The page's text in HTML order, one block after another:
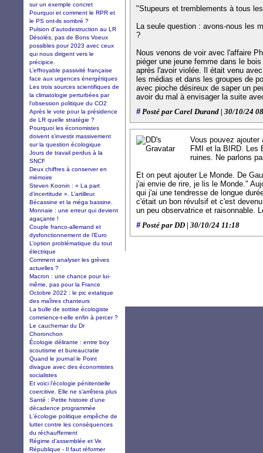
"Stupeurs et tremblements à tous
La seule question : avons-nous les
?
Nous venons de voir avec l'affaire
piéger une jeune femme dans le
après l'avoir violée. Il était venu
les médias et dans les groupes de
avec pioche désireux de saper un
avoir du mal à envisager la suite
#Posté par Carel Durand | 30/10/24
Vous pouvez
FMI et la BIRD. Les
ruines. Ne parlons
Et on peut ajouter Le Monde. De
j'ai envie de rire, je lis le Monde."
qui j'ai une tendresse de longue
c'était un bon révulsif et c'est
un peu observatrice et raisonnable.
#Posté par DD | 30/10/24 11:18
sur un exemple concret
Pourquoi et comment le RPR et
le PS ont-ils sombré ?
Pulsion d'autodestruction au LR
Désolés, pas de Bons Voeux
possibles pour 2023 avec ceux
qui nous dirigent vers le
précipice.
L’effroyable passivité française
face aux urgences énergétiques
Les trois sources scientifiques de
la climatologie perturbées par
l'obsession politique du CO2
Après le vote pour la présidence
de LR quelle stratégie ?
Pourquoi les économistes
doivent s'investir massivement
sur la question écologique
Jours de travail perdus à la
SNCF
Deux chiffres à conserver en
mémoire
Steven Koonin : « La part
d’incertitude ». L’artilleur.
Bécassine et la méga bassine.
Monnaie : une erreur qui devient
agaçante !
Couple franco-allemand et
dysfonctionnement de l’Euro
L’option problématique du tout
électrique
Comment analyser les grèves
actuelles ?
Macron : une chance pour lui-
même, pas pour la France
Octobre 2022 : le pic extatique
des maîtres chanteurs
La bulle de sottise écologiste
commence-t-elle enfin à percer ?
Le cauchemar du Dr
Choronchon
Écologie délirante : entre boy
scoutisme et bureaucratie
Quand le journal le Point
divague avec des économistes
socialistes
Et voici l’écologie pénitentielle
coercitive. Elle ne s’arrêtera plus
Santé : Petite histoire d’une
décadence programmée
L'écologie politique empêche de
lutter contre les conséquences
du réchauffement
Régime d’assemblée et Ve
République - Il faut réformer